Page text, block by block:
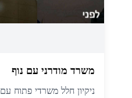
משרד מודרני עם נוף
ניקיון חלל משרדי פתוח עם